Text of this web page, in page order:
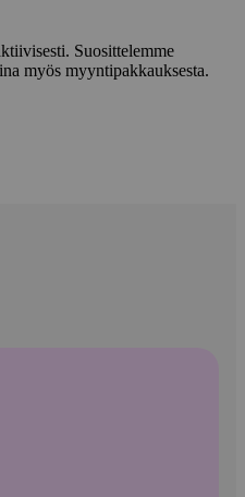
Suosittelemme
myös myyntipakkauksesta.